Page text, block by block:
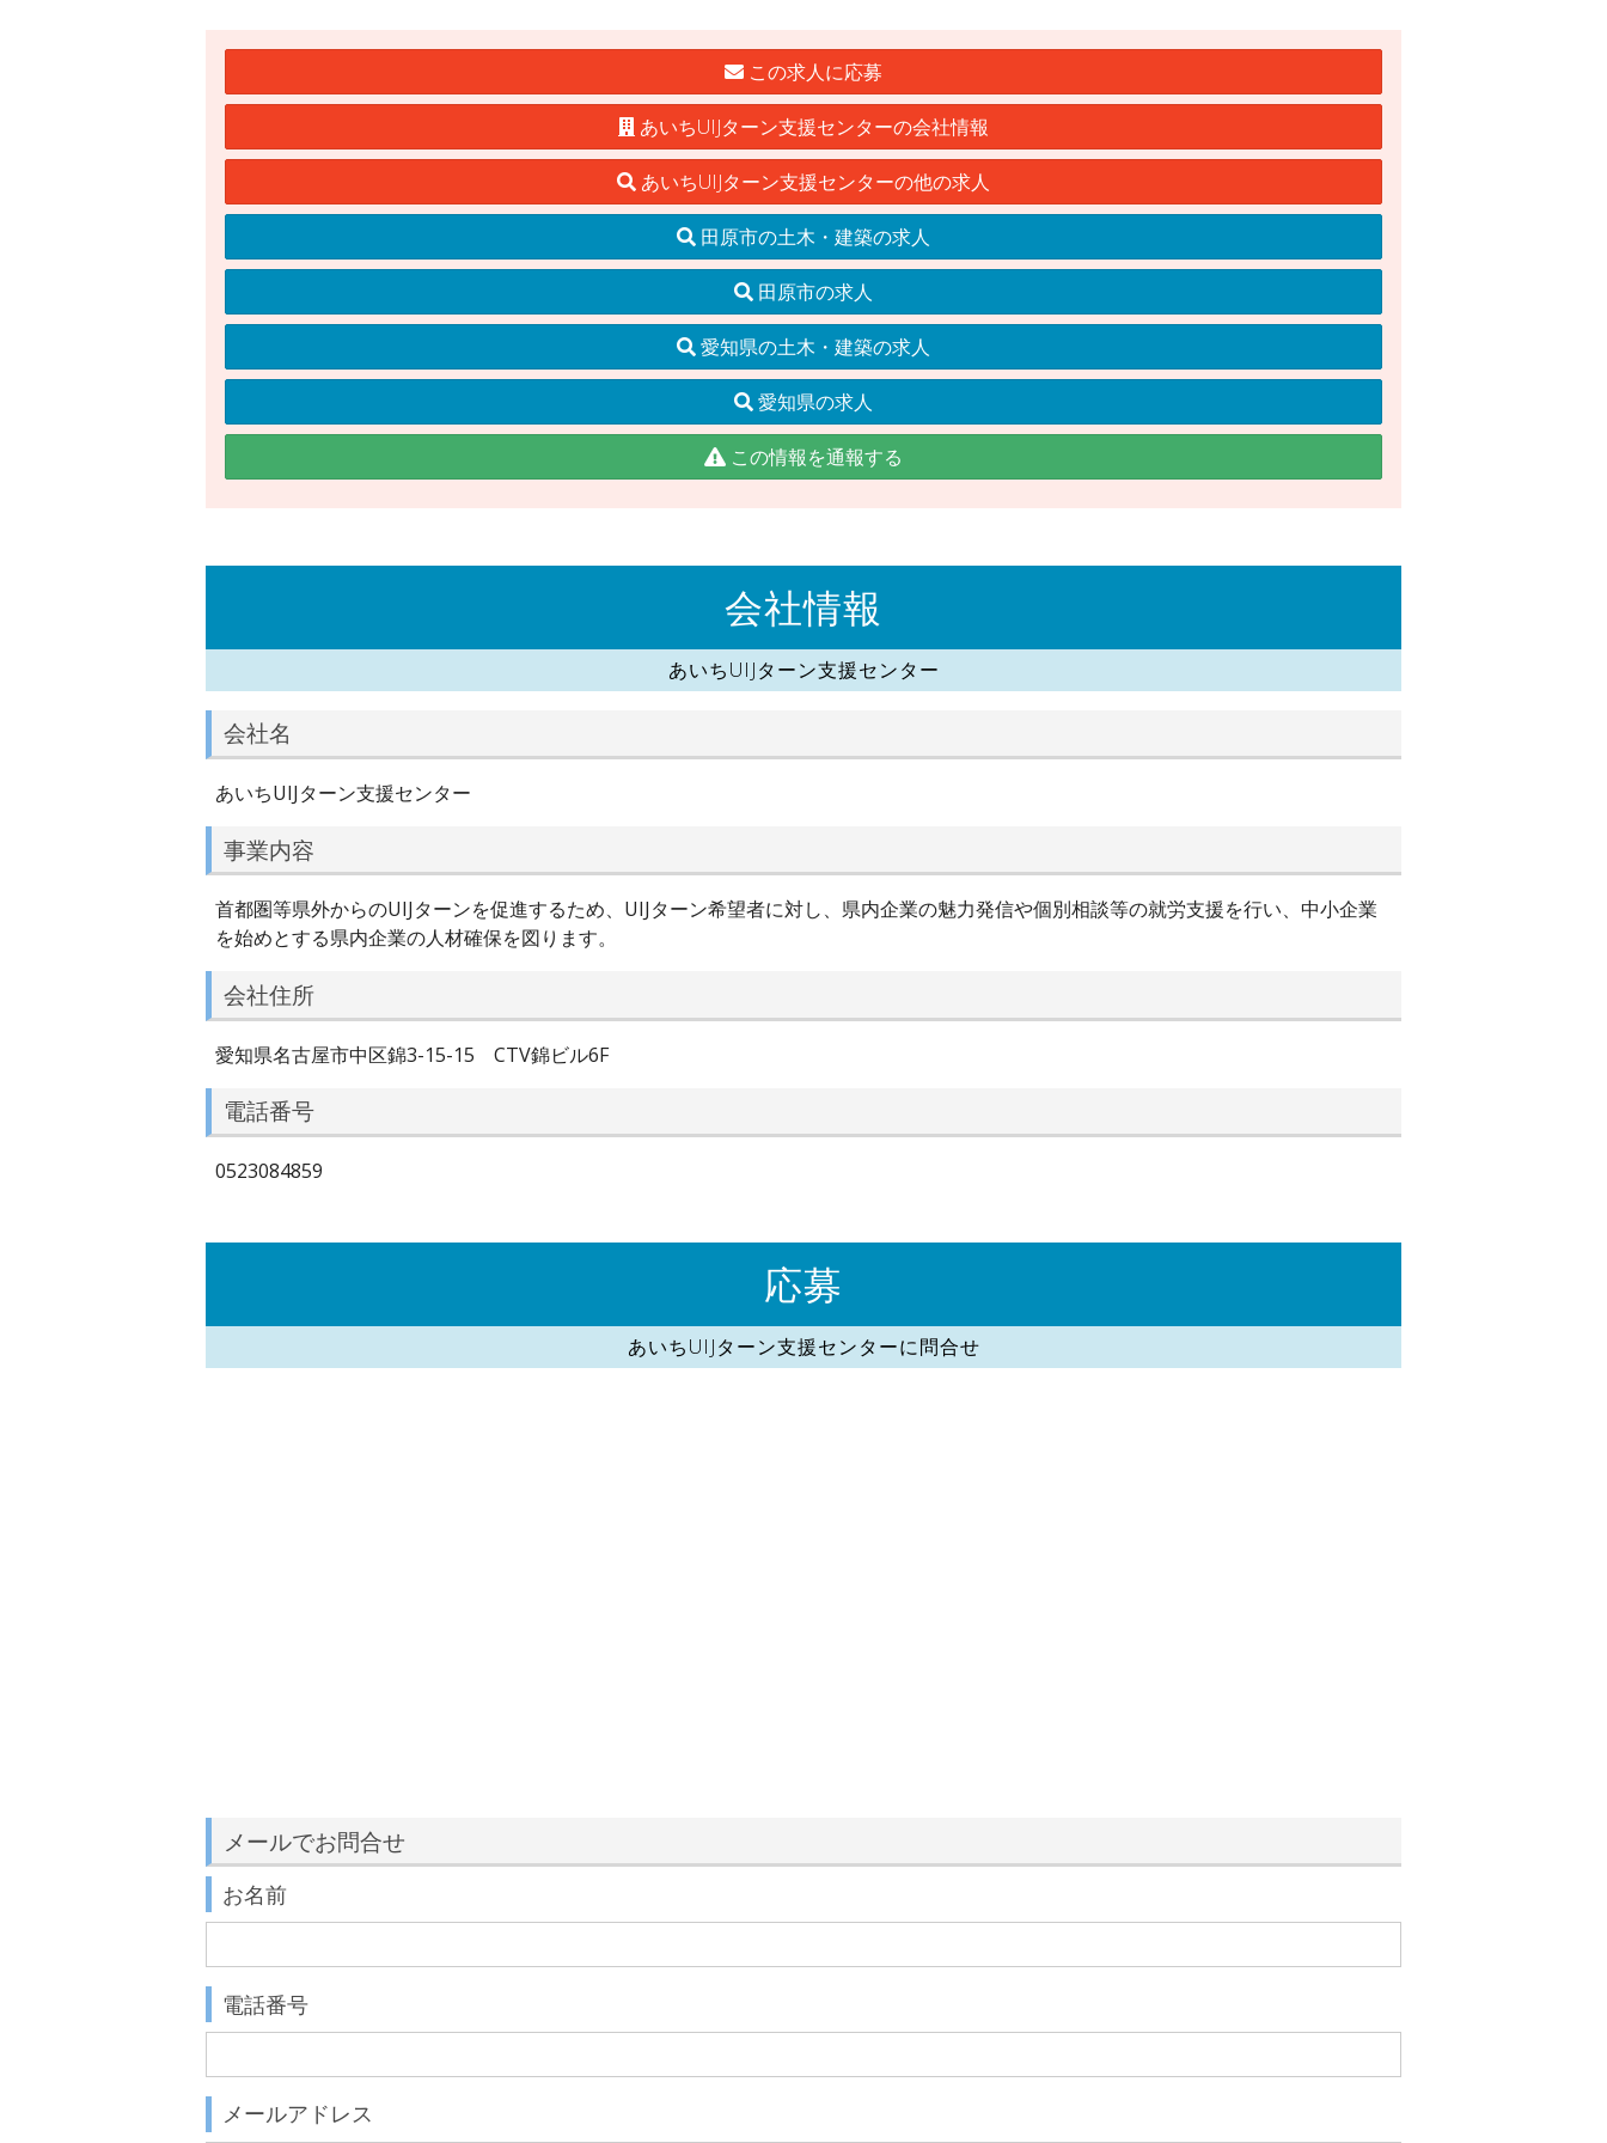
この求人に応募
あいちUIJターン支援センターの会社情報
あいちUIJターン支援センターの他の求人
田原市の土木・建築の求人
田原市の求人
愛知県の土木・建築の求人
愛知県の求人
この情報を通報する
会社情報
あいちUIJターン支援センター
会社名
あいちUIJターン支援センター
事業内容
首都圏等県外からのUIJターンを促進するため、UIJターン希望者に対し、県内企業の魅力発信や個別相談等の就労支援を行い、中小企業
を始めとする県内企業の人材確保を図ります。
会社住所
愛知県名古屋市中区錦3-15-15 CTV錦ビル6F
電話番号
0523084859
応募
あいちUIJターン支援センターに問合せ
メールでお問合せ
お名前
電話番号
メールアドレス